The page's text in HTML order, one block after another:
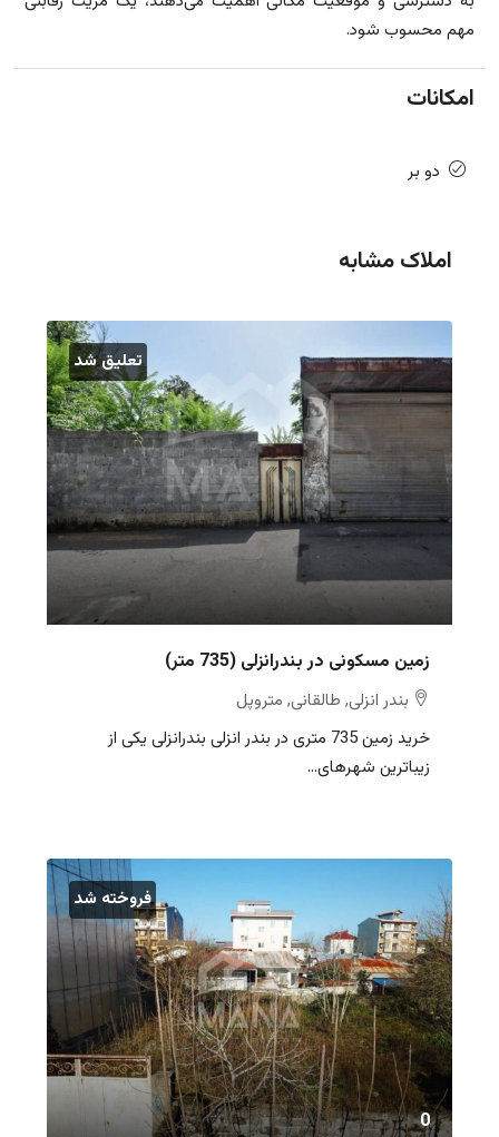
مهم محسوب شود.
امکانات
دو بر
املاک مشابه
تعلیق شد
زمین مسکونی در بندرانزلی (735 متر)
بندر انزلی, طالقانی, متروپل
خرید زمین 735 متری در بندر انزلی بندرانزلی یکی از
زیباترین شهرهای...
فروخته شد
0